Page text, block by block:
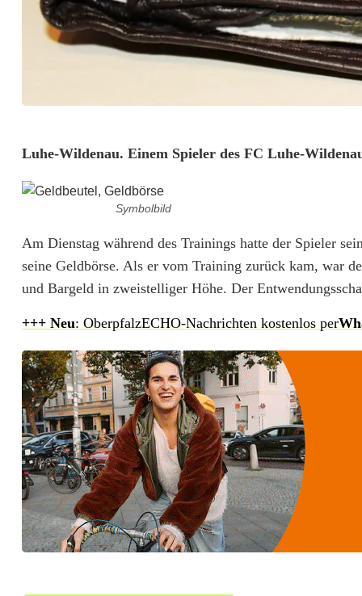
G
e
d
t
e
l
a
u
s
U
Luhe-Wildenau. Einem Spieler des FC Luhe-
Symbolbild
Am Dienstag während des Trainings hatte der Spieler
seine Geldbörse. Als er vom Training zurück kam, war
und Bargeld in zweistelliger Höhe. Der
+++ Neu: OberpfalzECHO-Nachrichten kostenlos per